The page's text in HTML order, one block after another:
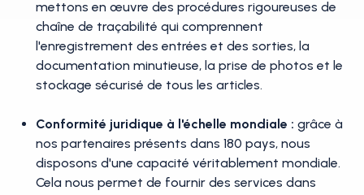
mettons en œuvre des procédures rigoureuses de
chaîne de traçabilité qui comprennent
l'enregistrement des entrées et des sorties, la
documentation minutieuse, la prise de photos et le
stockage sécurisé de tous les articles.
Conformité juridique à l'échelle mondiale : grâce à
nos partenaires présents dans 180 pays, nous
disposons d'une capacité véritablement mondiale.
Cela nous permet de fournir des services dans